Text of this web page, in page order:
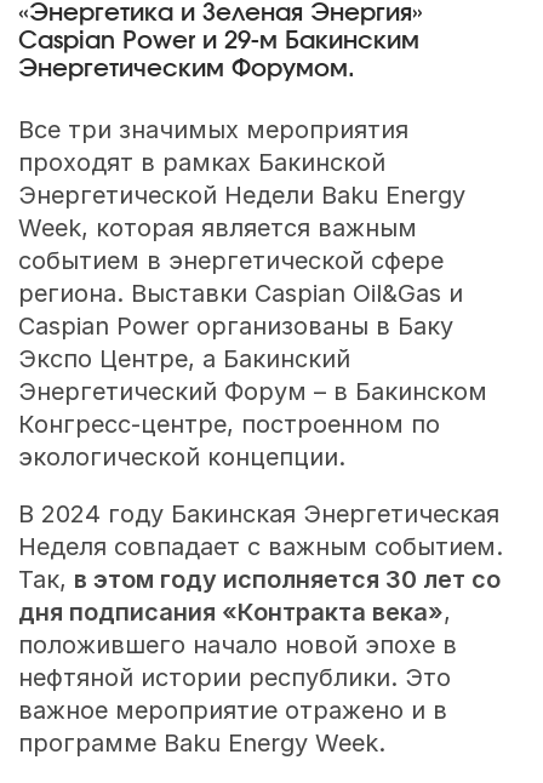
«Энергетика и Зеленая Энергия»
Caspian Power и 29-м Бакинским
Энергетическим Форумом.
Все три значимых мероприятия
проходят в рамках Бакинской
Энергетической Недели Baku Energy
Week, которая является важным
событием в энергетической сфере
региона. Выставки Caspian Oil&Gas и
Caspian Power организованы в Баку
Экспо Центре, а Бакинский
Энергетический Форум – в Бакинском
Конгресс-центре, построенном по
экологической концепции.
В 2024 году Бакинская Энергетическая
Неделя совпадает с важным событием.
Так, в этом году исполняется 30 лет со
дня подписания «Контракта века»,
положившего начало новой эпохе в
нефтяной истории республики. Это
важное мероприятие отражено и в
программе Baku Energy Week.